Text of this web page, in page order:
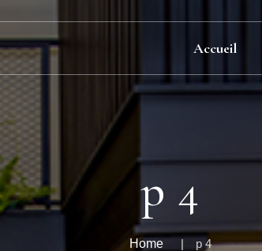
Accueil
p 4
Home p 4